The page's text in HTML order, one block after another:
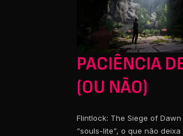
PACIÊNCIA
(OU NÃO)
Flintlock: The Siege of
“souls-lite”, o que não